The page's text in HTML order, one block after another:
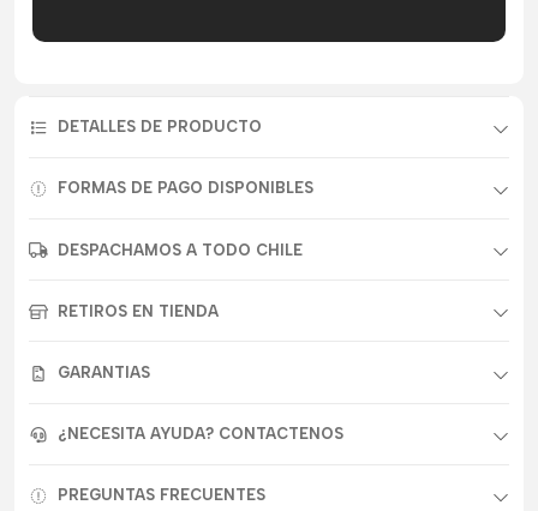
DETALLES DE PRODUCTO
FORMAS DE PAGO DISPONIBLES
DESPACHAMOS A TODO CHILE
RETIROS EN TIENDA
GARANTIAS
¿NECESITA AYUDA? CONTACTENOS
PREGUNTAS FRECUENTES